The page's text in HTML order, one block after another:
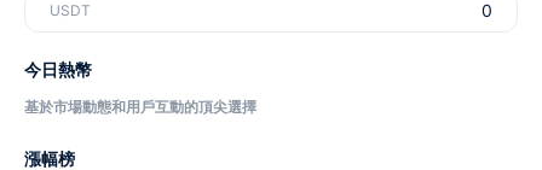
USDT
今日熱幣
基於市場動態和用戶互動的頂尖選擇
漲幅榜